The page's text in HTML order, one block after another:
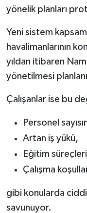
yönelik planları
Yeni sistem
havalimanlarının
yıldan itibaren
yönetilmesi
Çalışanlar ise bu
Personel
Artan iş yükü,
Eğitim
Çalışma
gibi konularda
savunuyor.